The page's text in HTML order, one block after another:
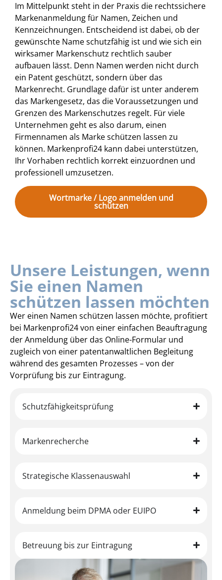
Im Mittelpunkt steht in der Praxis die rechtssichere
Markenanmeldung für Namen, Zeichen und
Kennzeichnungen. Entscheidend ist dabei, ob der
gewünschte Name schutzfähig ist und wie sich ein
wirksamer Markenschutz rechtlich sauber
aufbauen lässt. Denn Namen werden nicht durch
ein Patent geschützt, sondern über das
Markenrecht. Grundlage dafür ist unter anderem
das Markengesetz, das die Voraussetzungen und
Grenzen des Markenschutzes regelt. Für viele
Unternehmen geht es also darum, einen
Firmennamen als Marke schützen lassen zu
können. Markenprofi24 kann dabei unterstützen,
Ihr Vorhaben rechtlich korrekt einzuordnen und
professionell umzusetzen.
Wortmarke / Logo anmelden und
schützen
Unsere Leistungen, wenn
Sie einen Namen
schützen lassen möchten
Wer einen Namen schützen lassen möchte, profitiert
bei Markenprofi24 von einer einfachen Beauftragung
der Anmeldung über das Online-Formular und
zugleich von einer patentanwaltlichen Begleitung
während des gesamten Prozesses – von der
Vorprüfung bis zur Eintragung.
Schutzfähigkeitsprüfung
Markenrecherche
Strategische Klassenauswahl
Anmeldung beim DPMA oder EUIPO
Betreuung bis zur Eintragung